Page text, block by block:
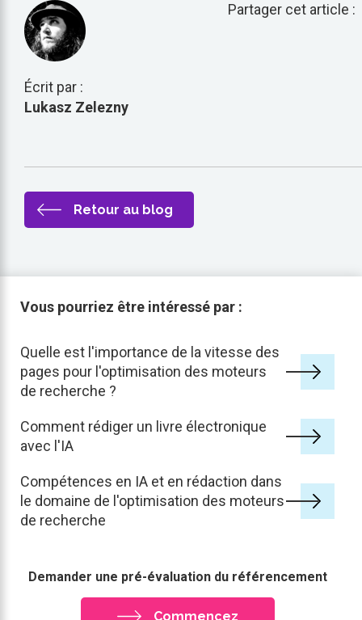
Écrit par :
Lukasz Zelezny
Partager cet article :
Retour au blog
Vous pourriez être intéressé par :
Quelle est l'importance de la vitesse des
pages pour l'optimisation des moteurs
de recherche ?
Comment rédiger un livre électronique
avec l'IA
Compétences en IA et en rédaction dans
le domaine de l'optimisation des moteurs
de recherche
Demander une pré-évaluation du référencement
Commencez